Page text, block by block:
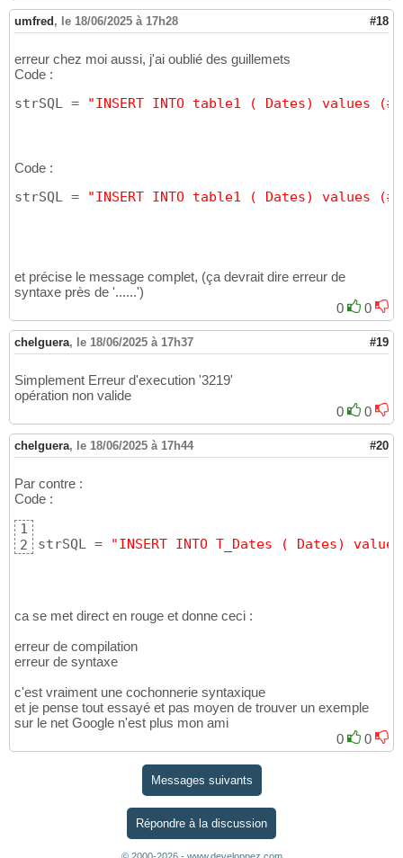
umfred , le 18/06/2025 à 17h28 #18
erreur chez moi aussi, j'ai oublié des guillemets
Code :
strSQL = "INSERT INTO table1 ( Dates) values (#"
Code :
strSQL = "INSERT INTO table1 ( Dates) values (#"
et précise le message complet, (ça devrait dire erreur de
syntaxe près de '......')
0
0
chelguera, le 18/06/2025 à 17h37 #19
Simplement Erreur d'execution '3219'
opération non valide
0
0
chelguera, le 18/06/2025 à 17h44 #20
Par contre :
Code :
1
2
strSQL = "INSERT INTO T_Dates ( Dates)
ca se met direct en rouge et donne ceci :
erreur de compilation
erreur de syntaxe
c'est vraiment une cochonnerie syntaxique
et je pense tout essayé et pas moyen de trouver un exemple
sur le net Google n'est plus mon ami
0
0
Messages suivants
Répondre à la discussion